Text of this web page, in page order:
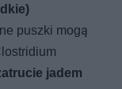
puszki mogą
jadem